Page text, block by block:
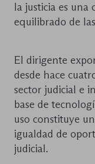
la justicia es una
equilibrado de
El dirigente
desde hace
sector judicial e
base de
uso constituye
igualdad de
judicial.